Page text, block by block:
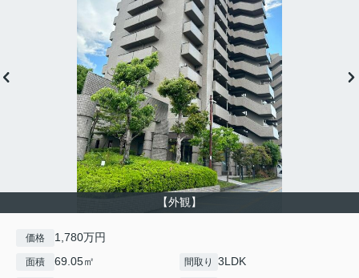
【外観】
価格 1,780万円
面積 69.05㎡ 間取り 3LDK